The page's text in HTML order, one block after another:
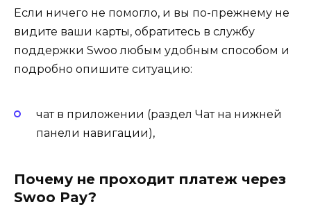
Если ничего не помогло, и вы по-прежнему не
видите ваши карты, обратитесь в службу
поддержки Swoo любым удобным способом и
подробно опишите ситуацию:
чат в приложении (раздел Чат на нижней
панели навигации),
Почему не проходит платеж через
Swoo Pay?